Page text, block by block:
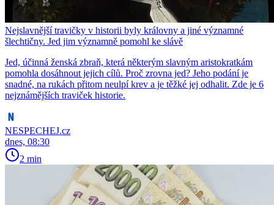
Nejslavnější travičky v historii byly královny a jiné významné
šlechtičny. Jed jim významně pomohl ke slávě
Jed, účinná ženská zbraň, která některým slavným aristokratkám
pomohla dosáhnout jejich cílů. Proč zrovna jed? Jeho podání je
snadné, na rukách přitom neulpí krev a je těžké jej odhalit. Zde je 6
nejznámějších traviček historie.
NESPECHEJ.cz
dnes, 08:30
2 min